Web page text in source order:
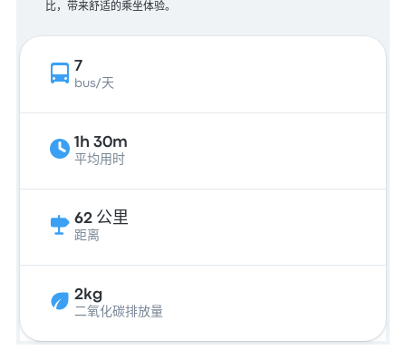
比，带来舒适的乘坐体验。
7
bus/天
1h 30m
平均用时
62 公里
距离
2kg
二氧化碳排放量